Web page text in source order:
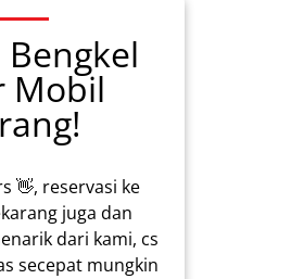
Mobil
👋, reservasi ke
juga dan
dari kami, cs
secepat mungkin